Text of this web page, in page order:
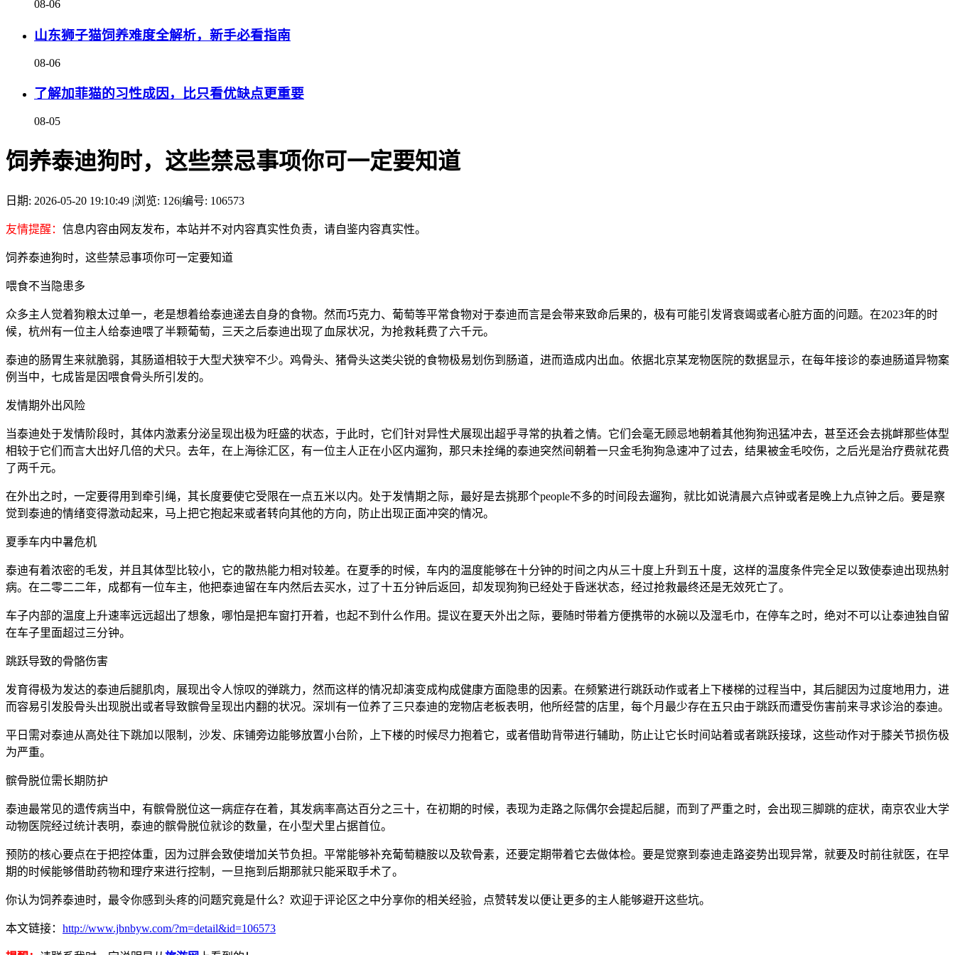
08-06
山东狮子猫饲养难度全解析，新手必看指南
08-06
了解加菲猫的习性成因，比只看优缺点更重要
08-05
饲养泰迪狗时，这些禁忌事项你可一定要知道
日期: 2026-05-20 19:10:49 |浏览: 126|编号: 106573
友情提醒： 信息内容由网友发布，本站并不对内容真实性负责，请自鉴内容真实性。
饲养泰迪狗时，这些禁忌事项你可一定要知道
喂食不当隐患多
众多主人觉着狗粮太过单一，老是想着给泰迪递去自身的食物。然而巧克力、葡萄等平常食物对于泰迪而言是会带来致命后果的，极有可能引发肾衰竭或者心脏方面的问题。在2023年的时
候，杭州有一位主人给泰迪喂了半颗葡萄，三天之后泰迪出现了血尿状况，为抢救耗费了六千元。
泰迪的肠胃生来就脆弱，其肠道相较于大型犬狭窄不少。鸡骨头、猪骨头这类尖锐的食物极易划伤到肠道，进而造成内出血。依据北京某宠物医院的数据显示，在每年接诊的泰迪肠道异物案
例当中，七成皆是因喂食骨头所引发的。
发情期外出风险
当泰迪处于发情阶段时，其体内激素分泌呈现出极为旺盛的状态，于此时，它们针对异性犬展现出超乎寻常的执着之情。它们会毫无顾忌地朝着其他狗狗迅猛冲去，甚至还会去挑衅那些体型
相较于它们而言大出好几倍的犬只。去年，在上海徐汇区，有一位主人正在小区内遛狗，那只未拴绳的泰迪突然间朝着一只金毛狗狗急速冲了过去，结果被金毛咬伤，之后光是治疗费就花费
了两千元。
在外出之时，一定要得用到牵引绳，其长度要使它受限在一点五米以内。处于发情期之际，最好是去挑那个people不多的时间段去遛狗，就比如说清晨六点钟或者是晚上九点钟之后。要是察
觉到泰迪的情绪变得激动起来，马上把它抱起来或者转向其他的方向，防止出现正面冲突的情况。
夏季车内中暑危机
泰迪有着浓密的毛发，并且其体型比较小，它的散热能力相对较差。在夏季的时候，车内的温度能够在十分钟的时间之内从三十度上升到五十度，这样的温度条件完全足以致使泰迪出现热射
病。在二零二二年，成都有一位车主，他把泰迪留在车内然后去买水，过了十五分钟后返回，却发现狗狗已经处于昏迷状态，经过抢救最终还是无效死亡了。
车子内部的温度上升速率远远超出了想象，哪怕是把车窗打开着，也起不到什么作用。提议在夏天外出之际，要随时带着方便携带的水碗以及湿毛巾，在停车之时，绝对不可以让泰迪独自留
在车子里面超过三分钟。
跳跃导致的骨骼伤害
发育得极为发达的泰迪后腿肌肉，展现出令人惊叹的弹跳力，然而这样的情况却演变成构成健康方面隐患的因素。在频繁进行跳跃动作或者上下楼梯的过程当中，其后腿因为过度地用力，进
而容易引发股骨头出现脱出或者导致髌骨呈现出内翻的状况。深圳有一位养了三只泰迪的宠物店老板表明，他所经营的店里，每个月最少存在五只由于跳跃而遭受伤害前来寻求诊治的泰迪。
平日需对泰迪从高处往下跳加以限制，沙发、床铺旁边能够放置小台阶，上下楼的时候尽力抱着它，或者借助背带进行辅助，防止让它长时间站着或者跳跃接球，这些动作对于膝关节损伤极
为严重。
髌骨脱位需长期防护
泰迪最常见的遗传病当中，有髌骨脱位这一病症存在着，其发病率高达百分之三十，在初期的时候，表现为走路之际偶尔会提起后腿，而到了严重之时，会出现三脚跳的症状，南京农业大学
动物医院经过统计表明，泰迪的髌骨脱位就诊的数量，在小型犬里占据首位。
预防的核心要点在于把控体重，因为过胖会致使增加关节负担。平常能够补充葡萄糖胺以及软骨素，还要定期带着它去做体检。要是觉察到泰迪走路姿势出现异常，就要及时前往就医，在早
期的时候能够借助药物和理疗来进行控制，一旦拖到后期那就只能采取手术了。
你认为饲养泰迪时，最令你感到头疼的问题究竟是什么？欢迎于评论区之中分享你的相关经验，点赞转发以便让更多的主人能够避开这些坑。
本文链接： http://www.jbnbyw.com/?m=detail&id=106573